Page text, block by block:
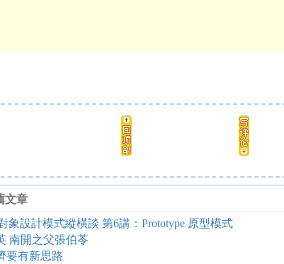
文章
象設計模式縱橫談 第6講：Prototype 原型模式
南開之父張伯苓
要有新思路